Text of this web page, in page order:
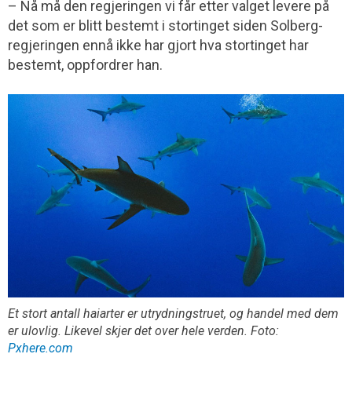
– Nå må den regjeringen vi får etter valget levere på
det som er blitt bestemt i stortinget siden Solberg-
regjeringen ennå ikke har gjort hva stortinget har
bestemt, oppfordrer han.
Et stort antall haiarter er utrydningstruet, og handel med dem
er ulovlig. Likevel skjer det over hele verden. Foto:
Pxhere.com